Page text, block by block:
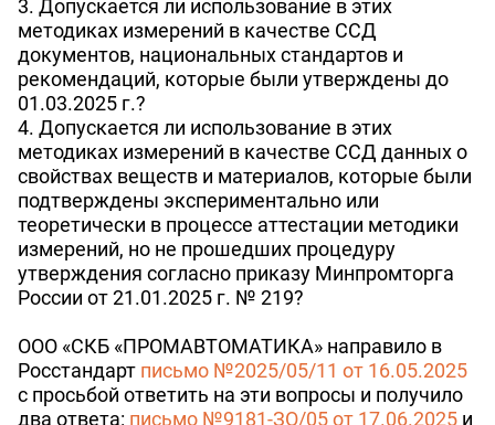
3. Допускается ли использование в этих
методиках измерений в качестве ССД
документов, национальных стандартов и
рекомендаций, которые были утверждены до
01.03.2025 г.?
4. Допускается ли использование в этих
методиках измерений в качестве ССД данных о
свойствах веществ и материалов, которые были
подтверждены экспериментально или
теоретически в процессе аттестации методики
измерений, но не прошедших процедуру
утверждения согласно приказу Минпромторга
России от 21.01.2025 г. № 219?
ООО «СКБ «ПРОМАВТОМАТИКА» направило в
Росстандарт письмо №2025/05/11 от 16.05.2025
с просьбой ответить на эти вопросы и получило
два ответа: письмо №9181-ЗО/05 от 17.06.2025 и